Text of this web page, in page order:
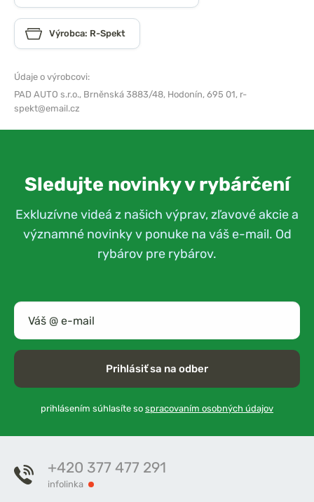
Výrobca: R-Spekt
Údaje o výrobcovi:
PAD AUTO s.r.o., Brněnská 3883/48, Hodonín, 695 01, r-
spekt@email.cz
Sledujte novinky v rybárčení
Exkluzívne videá z našich výprav, zľavové akcie a
významné novinky v ponuke na váš e-mail. Od
rybárov pre rybárov.
Prihlásiť sa na odber
prihlásením súhlasíte so spracovaním osobných údajov
+420 377 477 291
infolinka